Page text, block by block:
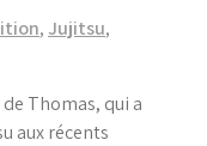
, Jujitsu,
Thomas, qui a
aux récents